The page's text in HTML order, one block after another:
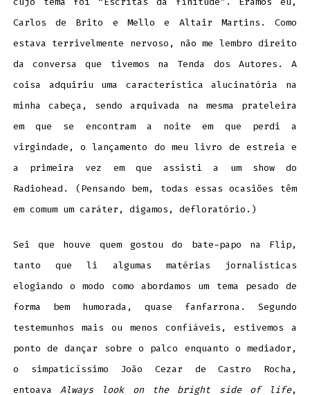
Carlos de Brito e Mello e Altair Martins. Como
estava terrivelmente nervoso, não me lembro direito
da conversa que tivemos na Tenda dos Autores. A
coisa adquiriu uma característica alucinatória na
minha cabeça, sendo arquivada na mesma prateleira
em que se encontram a noite em que perdi a
virgindade, o lançamento do meu livro de estreia e
a primeira vez em que assisti a um show do
Radiohead. (Pensando bem, todas essas ocasiões têm
em comum um caráter, digamos, defloratório.)
Sei que houve quem gostou do bate-papo na Flip,
tanto que li algumas matérias jornalísticas
elogiando o modo como abordamos um tema pesado de
forma bem humorada, quase fanfarrona. Segundo
testemunhos mais ou menos confiáveis, estivemos a
ponto de dançar sobre o palco enquanto o mediador,
o simpaticíssimo João Cezar de Castro Rocha,
entoavaAlways look on the bright side of life,